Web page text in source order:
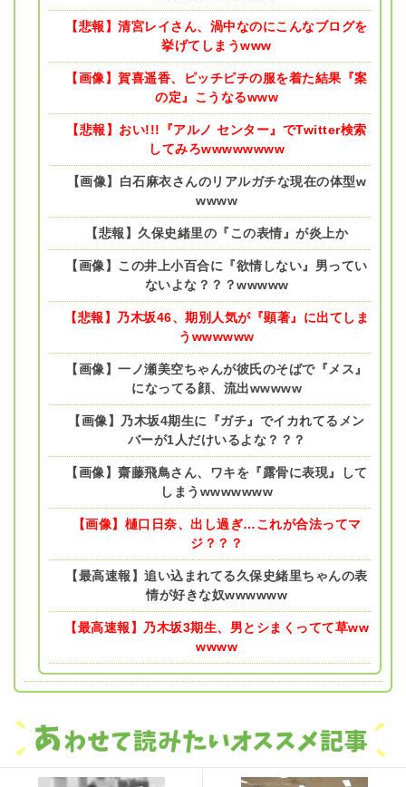
【悲報】清宮レイさん、渦中なのにこんなブログを
挙げてしまうwww
【画像】賀喜遥香、ピッチピチの服を着た結果『案
の定』こうなるwww
【悲報】おい!!!『アルノ センター』でTwitter検索
してみろwwwwwwww
【画像】白石麻衣さんのリアルガチな現在の体型w
wwww
【悲報】久保史緒里の『この表情』が炎上か
【画像】この井上小百合に『欲情しない』男ってい
ないよな？？？wwwww
【悲報】乃木坂46、期別人気が『顕著』に出てしま
うwwwwww
【画像】一ノ瀬美空ちゃんが彼氏のそばで『メス』
になってる顔、流出wwwww
【画像】乃木坂4期生に『ガチ』でイカれてるメン
バーが1人だけいるよな？？？
【画像】齋藤飛鳥さん、ワキを『露骨に表現』して
しまうwwwwwww
【画像】樋口日奈、出し過ぎ…これが合法ってマ
ジ？？？
【最高速報】追い込まれてる久保史緒里ちゃんの表
情が好きな奴wwwwww
【最高速報】乃木坂3期生、男とシまくってて草ww
wwww